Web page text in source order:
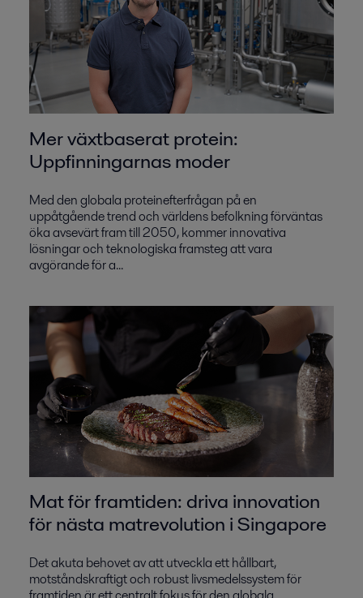
Mer växtbaserat protein:
Uppfinningarnas moder
Med den globala proteinefterfrågan på en
uppåtgående trend och världens befolkning förväntas
öka avsevärt fram till 2050, kommer innovativa
lösningar och teknologiska framsteg att vara
avgörande för a...
Mat för framtiden: driva innovation
för nästa matrevolution i Singapore
Det akuta behovet av att utveckla ett hållbart,
motståndskraftigt och robust livsmedelssystem för